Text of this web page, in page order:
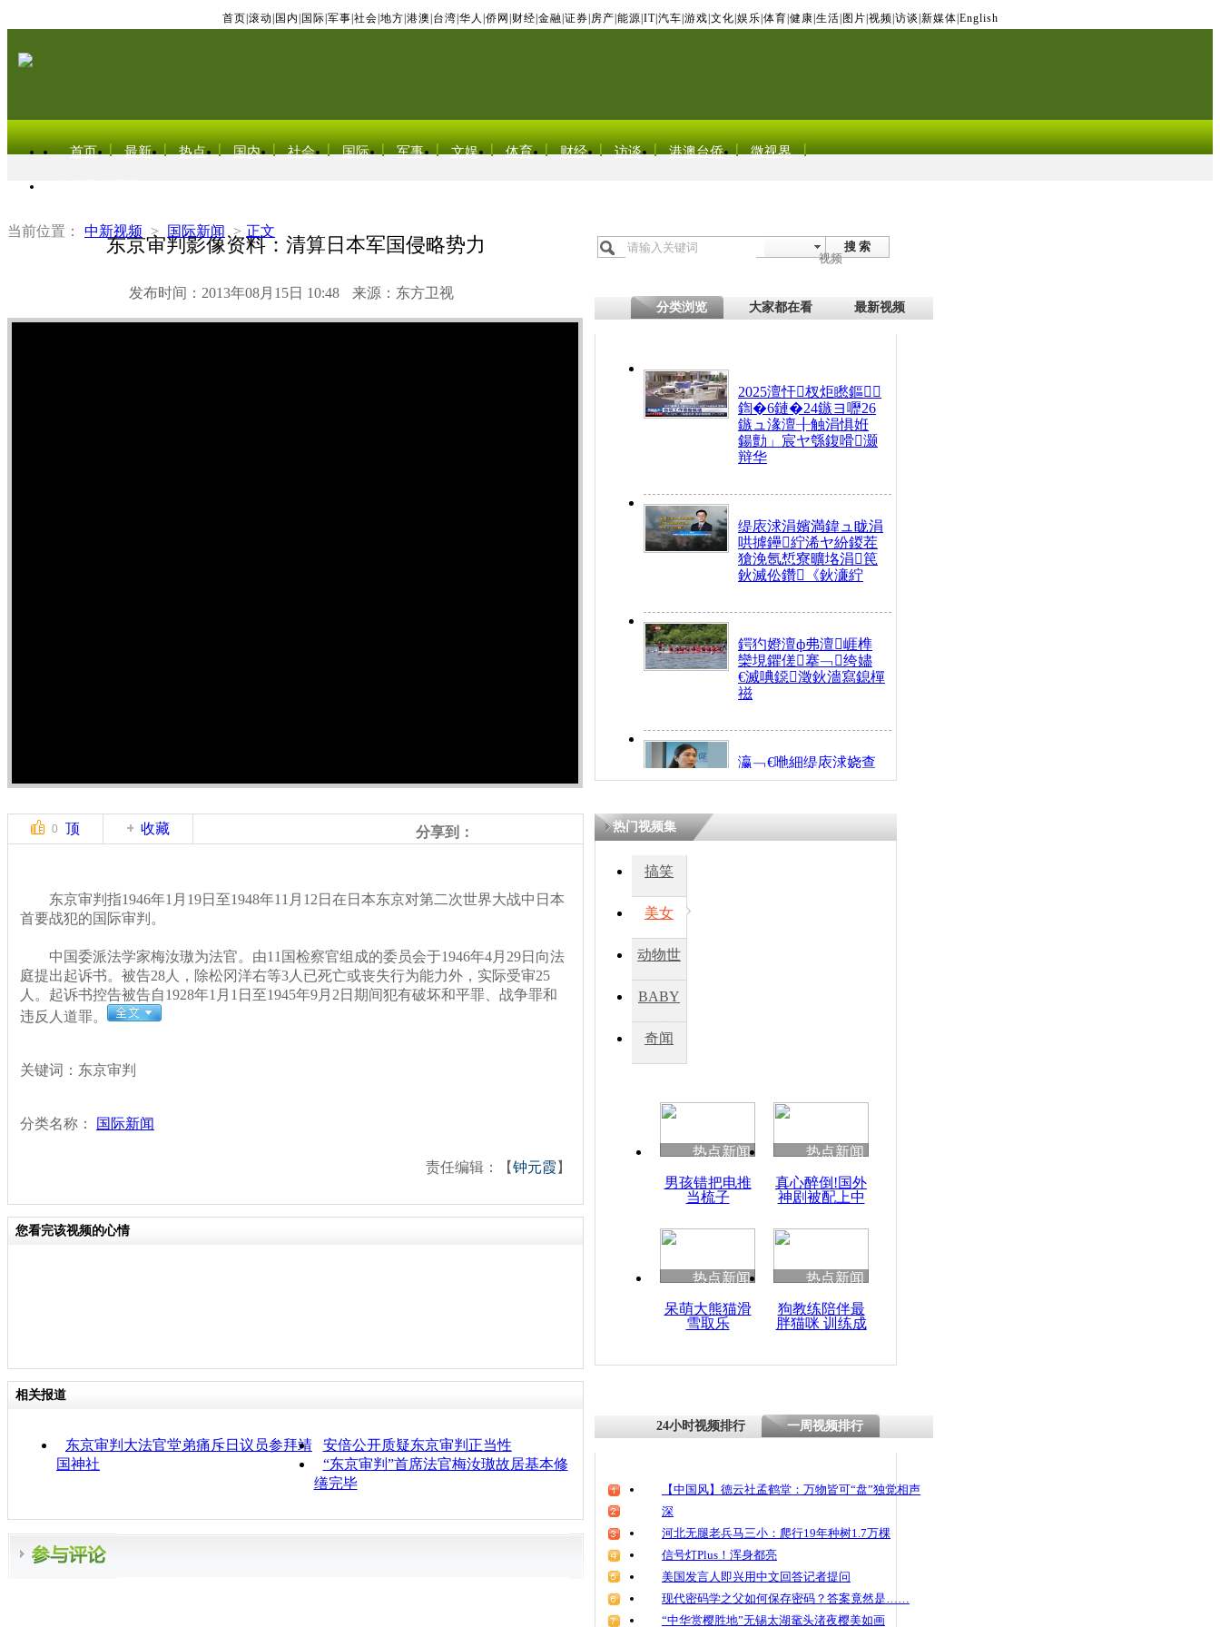
首页 滚动 国内 国际 军事 社会 地方 港澳 台湾 华人 侨网 财经 金融 证券 房产 能源 IT| 汽车 游戏 文化 娱乐 体育 健康 生活 图片 视频 访谈 新媒体 English
首页 最新 热点 国内 社会 国际 军事 文娱 体育 财经 访谈 港澳台侨 微视界
当前位置： 中新视频 > 国际新闻 > 正文
东京审判影像资料：清算日本军国侵略势力
发布时间：2013年08月15日 10:48 来源：东方卫视
搜 索
视频
分类浏览 大家都在看 最新视频
2025澶忓杈炬矁鏂
鍧�6鏈�24鏃ヨ嚦26
鏃ュ湪澶╂触涓惧姙
鍚勯」宸ヤ綔鍑嗗灏
辩华
缇庡浗涓嬪満鍏ュ眬涓
哄摢鑸紵浠ヤ紛鍐茬
獊浼氬惁寮曠垎涓笢
鈥滅伀鑽《鈥濓紵
鍔犳嬁澶ф弗澶崕榫
欒垷鑺傞搴﹁绔嬧
€滅唺鐚澂鈥濇寫鎴樿
禌
瀛﹁€咃細缇庡浗娆查
€间笢鍗椾簹涓庝腑鍥
瘑灞€
0 顶 收藏 分享到：
东京审判指1946年1月19日至1948年11月12日在日本东京对第二次世界大战中日本
首要战犯的国际审判。
中国委派法学家梅汝璈为法官。由11国检察官组成的委员会于1946年4月29日向法
庭提出起诉书。被告28人，除松冈洋右等3人已死亡或丧失行为能力外，实际受审25
人。起诉书控告被告自1928年1月1日至1945年9月2日期间犯有破坏和平罪、战争罪和
违反人道罪。
关键词：东京审判
分类名称： 国际新闻
责任编辑：【钟元霞 】
您看完该视频的心情
相关报道
东京审判大法官堂弟痛斥日议员参拜靖
国神社
安倍公开质疑东京审判正当性
“东京审判”首席法官梅汝璈故居基本修
缮完毕
热门视频集
搞笑
美女
动物世
BABY
秀
奇闻
热点新闻
男孩错把电推
当梳子
热点新闻
真心醉倒!国外
神剧被配上中
热点新闻
呆萌大熊猫滑
雪取乐
热点新闻
狗教练陪伴最
胖猫咪 训练成
24小时视频排行 一周视频排行
【中国风】德云社孟鹤堂：万物皆可“盘”独觉相声
深
河北无腿老兵马三小：爬行19年种树1.7万棵
信号灯Plus！浑身都亮
美国发言人即兴用中文回答记者提问
现代密码学之父如何保存密码？答案竟然是……
“中华赏樱胜地”无锡太湖鼋头渚夜樱美如画